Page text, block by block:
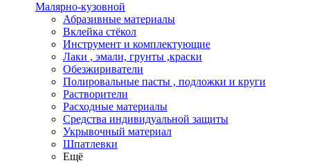
Малярно-кузовной
Абразивные материалы
Вклейка стёкол
Инструмент и комплектующие
Лаки , эмали, грунты ,краски
Обезжириватели
Полировальные пасты , подложки и круги
Растворители
Расходные материалы
Средства индивидуальной защиты
Укрывочный материал
Шпатлевки
Ещё